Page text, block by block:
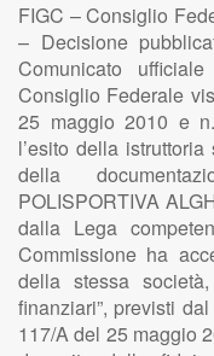
FIGC – Consiglio
– Decisione
Comunicato
Consiglio Federale
25 maggio 2010 e
l’esito della
della
POLISPORTIVA
dalla Lega
Commissione ha
della stessa
finanziari”, previsti
117/A del 25 maggio